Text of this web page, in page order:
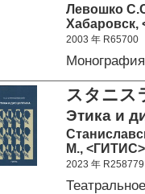
Левошко
Хабаровск,
2003 年 R65700
スタニ
Этика и
М., <ГИТИС>
2023 年 R258779